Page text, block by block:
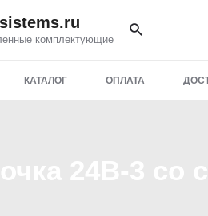
комплектующие
КАТАЛОГ ОПЛАТА